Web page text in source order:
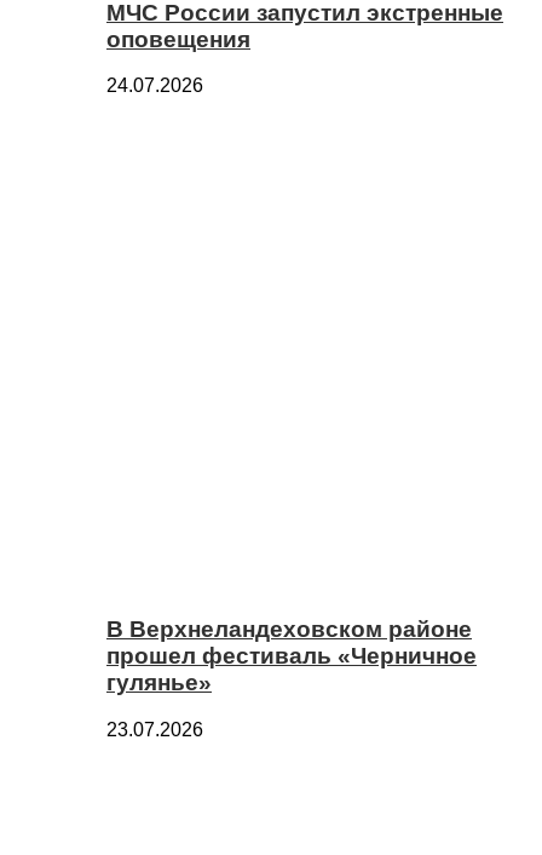
МЧС России запустил экстренные
оповещения
24.07.2026
В Верхнеландеховском районе
прошел фестиваль «Черничное
гулянье»
23.07.2026